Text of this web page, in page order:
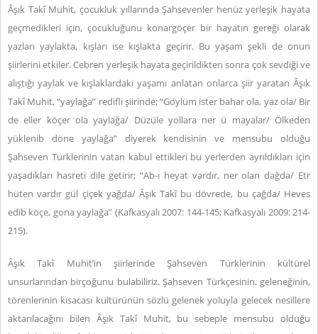
Âşık Takî Muhit, çocukluk yıllarında Şahsevenler henüz yerleşik hayata
geçmedikleri için, çocukluğunu konargöçer bir hayatın gereği olarak
yazları yaylakta, kışları ise kışlakta geçirir. Bu yaşam şekli de onun
şiirlerini etkiler. Cebren yerleşik hayata geçirildikten sonra çok sevdiği ve
alıştığı yaylak ve kışlaklardaki yaşamı anlatan onlarca şiir yaratan Âşık
Takî Muhit, “yaylağa” redifli şiirinde; “Göylüm ister bahar ola, yaz ola/ Bir
de eller köçer ola yaylağa/ Düzüle yollara ner ü mayalar/ Ölkeden
yüklenib döne yaylağa” diyerek kendisinin ve mensubu olduğu
Şahseven Türklerinin vatan kabul ettikleri bu yerlerden ayrıldıkları için
yaşadıkları hasreti dile getirir; “Ab-ı heyat vardır, ner olan dağda/ Etr
hüten vardır gül çiçek yağda/ Âşık Takî bu dövrede, bu çağda/ Heves
edib köçe, gona yaylağa” (Kafkasyalı 2007: 144-145; Kafkasyalı 2009: 214-
215).
Âşık Takî Muhit’in şiirlerinde Şahseven Türklerinin kültürel
unsurlarından birçoğunu bulabiliriz. Şahseven Türkçesinin, geleneğinin,
törenlerinin kısacası kültürünün sözlü gelenek yoluyla gelecek nesillere
aktarılacağını bilen Âşık Takî Muhit, bu sebeple mensubu olduğu